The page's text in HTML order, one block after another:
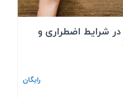
شرایط اضطراری و
رایگان